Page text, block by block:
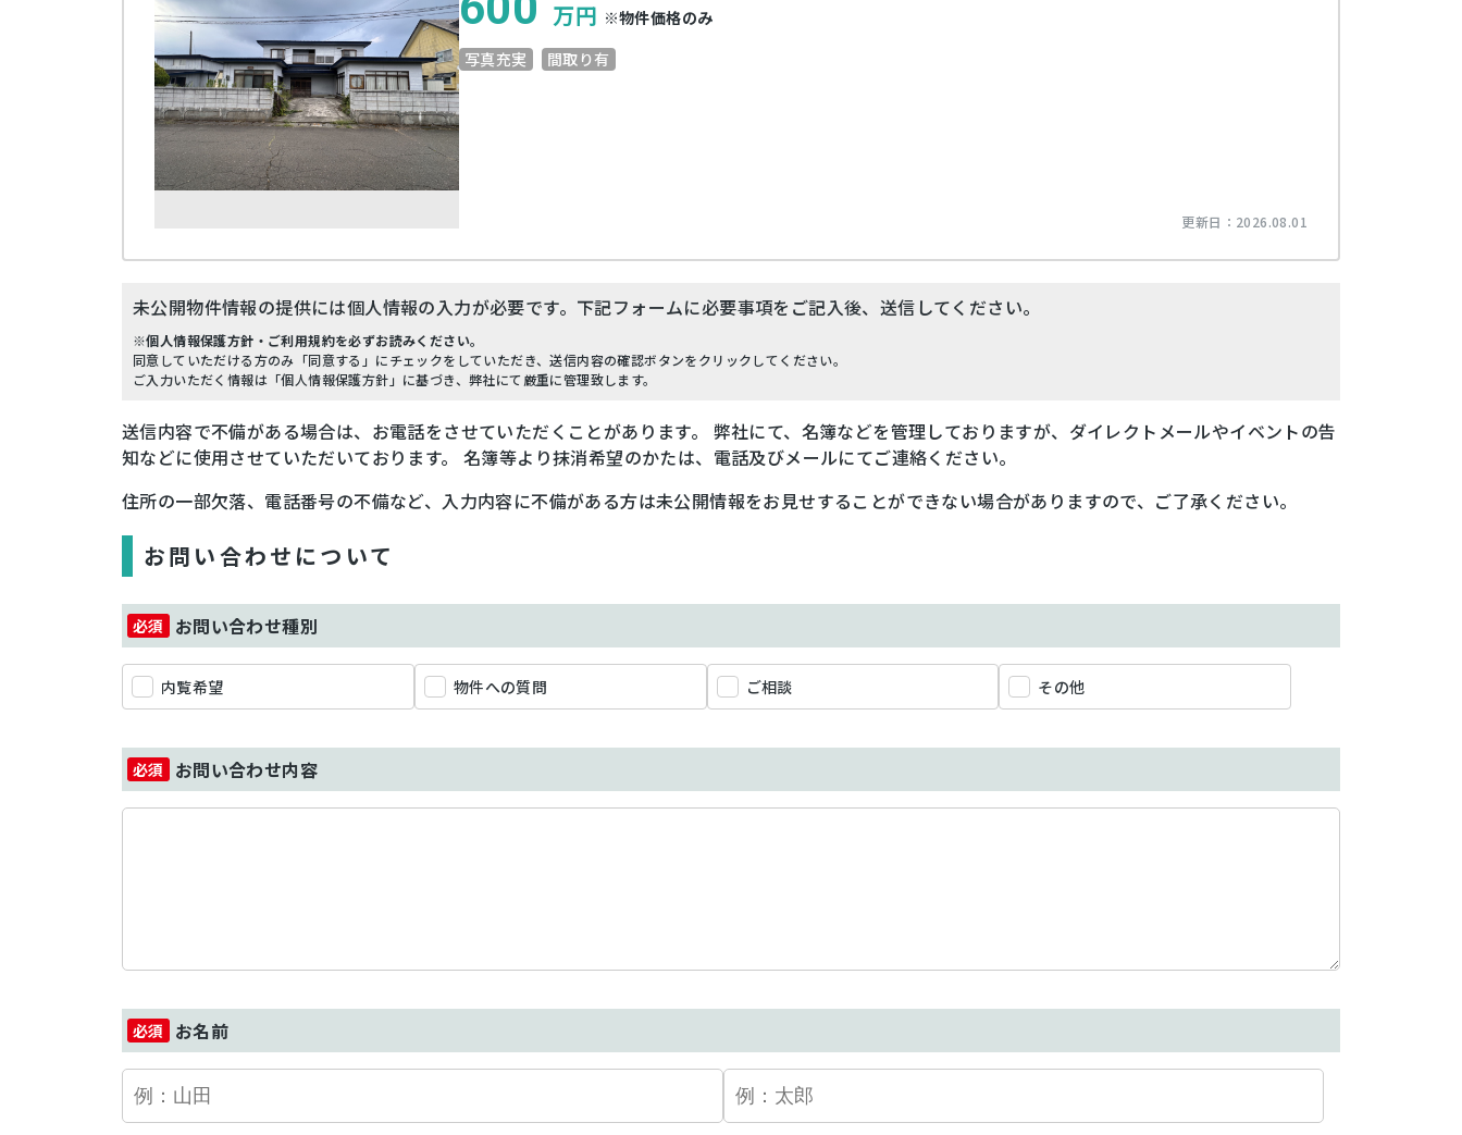
万円 ※物件価格のみ
写真充実
間取り有
更新日： 2026.08.01
未公開物件情報の提供には個人情報の入力が必要です。下記フォームに必要事項をご記入後、送信してください。
※個人情報保護方針・ご利用規約を必ずお読みください。
同意していただける方のみ「同意する」にチェックをしていただき、送信内容の確認ボタンをクリックしてください。
ご入力いただく情報は「個人情報保護方針」に基づき、弊社にて厳重に管理致します。
送信内容で不備がある場合は、お電話をさせていただくことがあります。 弊社にて、名簿などを管理しておりますが、ダイレクトメールやイベントの告
知などに使用させていただいております。 名簿等より抹消希望のかたは、電話及びメールにてご連絡ください。
住所の一部欠落、電話番号の不備など、入力内容に不備がある方は未公開情報をお見せすることができない場合がありますので、ご了承ください。
お問い合わせについて
お問い合わせ種別
内覧希望 物件への質問 ご相談 その他
お問い合わせ内容
お名前